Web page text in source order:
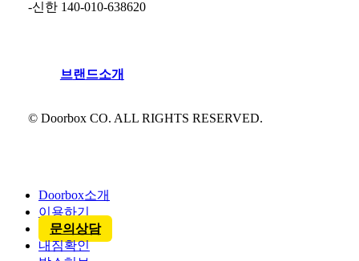
-신한 140-010-638620
브랜 드소개
© Doorbox CO. ALL RIGHTS RESERVED.
Doorbox소개
이용하기
문의상담
내짐확인